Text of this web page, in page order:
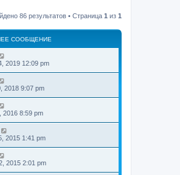
86 результатов • Страница 1 из 1
СООБЩЕНИЕ
2019 12:09 pm
2018 9:07 pm
2016 8:59 pm
2015 1:41 pm
2015 2:01 pm